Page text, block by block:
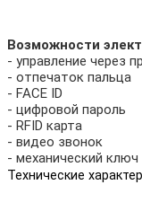
Возможности
- управление через
- отпечаток пальца
- FACE ID
- цифровой пароль
- RFID карта
- видео звонок
- механический ключ
Технические